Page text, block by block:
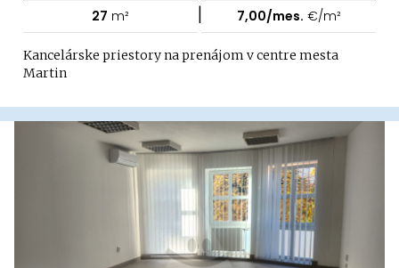
27 m² | 7,00/mes. €/m²
Kancelárske priestory na prenájom v centre mesta
Martin